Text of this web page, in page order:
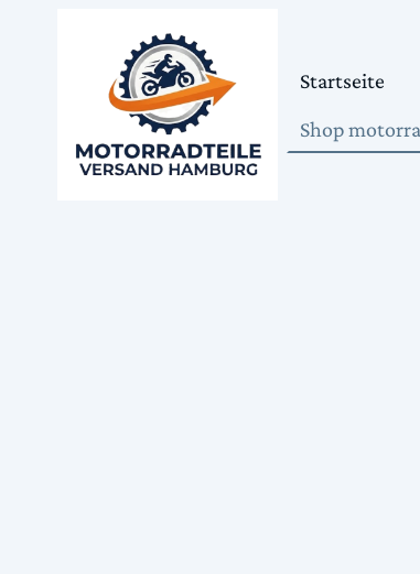
Startseite